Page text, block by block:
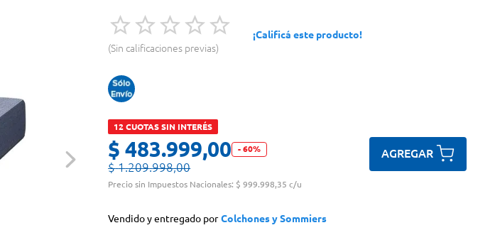
Sin calificaciones previas
¡Calificá este producto!
12 CUOTAS SIN INTERÉS
$ 483.999,00 -60%
$ 1.209.998,00
Precio sin Impuestos Nacionales: $ 999.998,35 c/u
AGREGAR
Vendido y entregado por Colchones y Sommiers